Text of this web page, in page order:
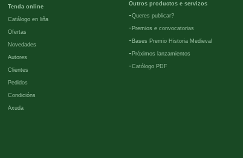
Tenda online
Catálogo en liña
Ofertas
Novedades
Autores
Clientes
Pedidos
Condicións
Axuda
Outros productos e servizos
-Queres publicar?
- Premios e convocatorias
- Bases Premio Historia Medieval
- Próximos lanzamientos
-Católogo PDF